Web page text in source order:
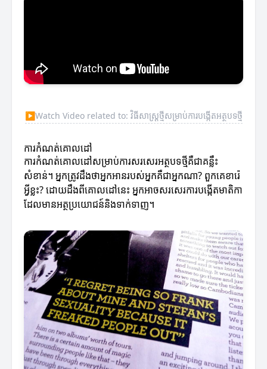
▶Watch Video related to: វិធីសាស្រ្តថ្មីសម្រាប់ការបង្កើតអត្ថបទថ្មី
ការកំណត់គោលដៅ
ការកំណត់គោលដៅសម្រាប់ការសរសេរអត្ថបទថ្មីគឺជាគន្លឹះ
សំខាន់។ អ្នកត្រូវដឹងថាអ្នកអានរបស់អ្នកគឺជាអ្នកណា? ពួកគេខារ៉េ
អ្វីខ្លះ? ដោយដឹងពីគោលដៅនេះ អ្នកអាចសរសេរការបង្កើតមាតិកា
ដែលមានអត្ថប្រយោជន៍និងទាក់ទាញ។